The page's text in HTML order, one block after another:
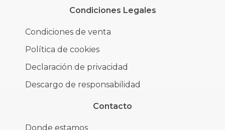
Condiciones Legales
Condiciones de venta
Política de cookies
Declaración de privacidad
Descargo de responsabilidad
Contacto
Donde estamos